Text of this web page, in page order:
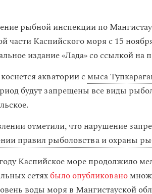
рыбной инспекции по
части Каспийского моря с 15
издание «Лада» со ссылкой на
акватории смыса
будут запрещены все виды
отметили, что нарушение
правил рыболовства и охраны
Каспийское море продолжило
сетяхбыло опубликовано
воды моря в Мангистауской